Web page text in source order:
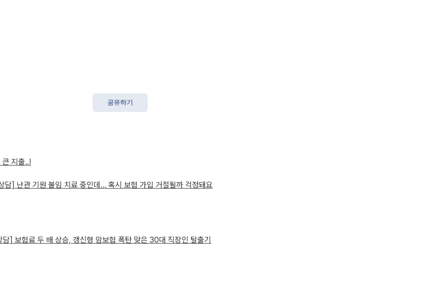
공유하기
지출..!
담] 난관 기원 불임 치료 중인데… 혹시 보험 가입 거절될까 걱정돼요
담] 보험료 두 배 상승, 갱신형 암보험 폭탄 맞은 30대 직장인 탈출기